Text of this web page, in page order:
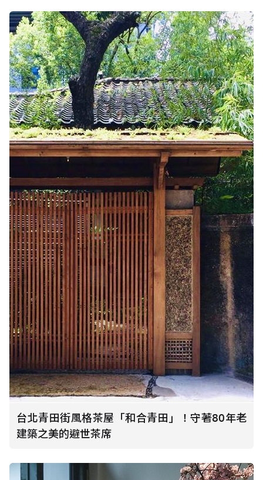
台北青田街風格茶屋「和合青田」！守著80年老
建築之美的避世茶席